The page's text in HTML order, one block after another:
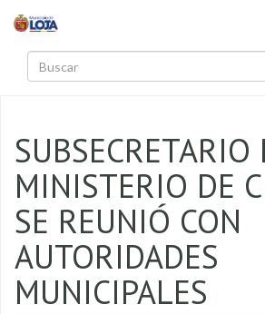
SUBSECRETARIO
MINISTERIO DE
SE REUNIÓ CON
AUTORIDADES
MUNICIPALES